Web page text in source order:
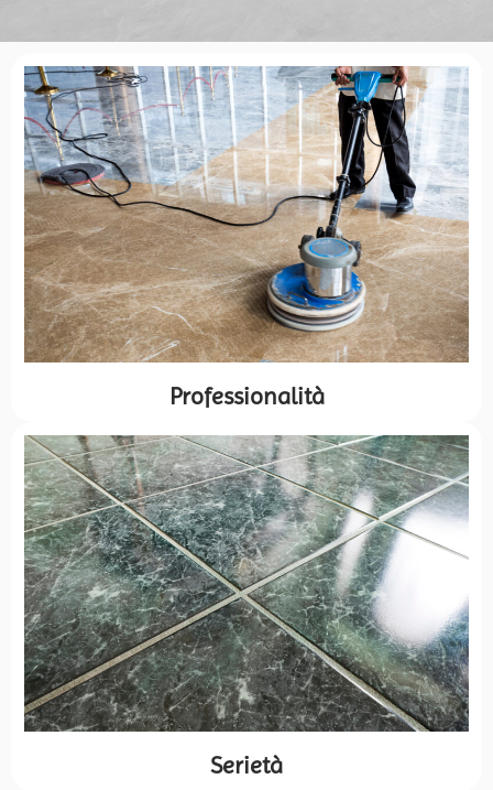
Professionalità
Serietà